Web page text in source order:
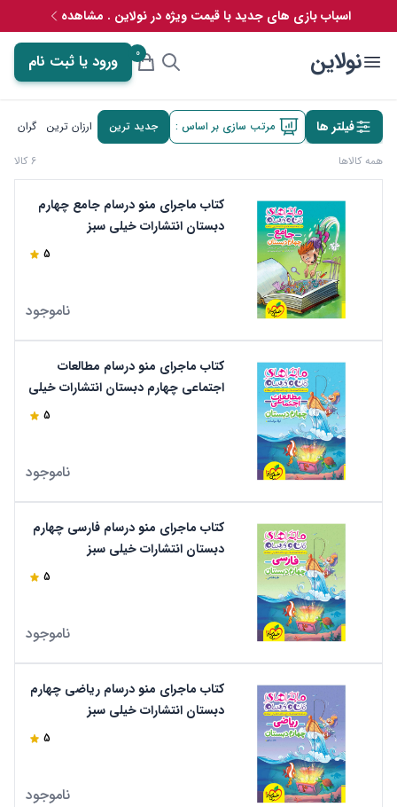
اسباب بازی های جدید با قیمت ویژه در نولاین . مشاهده
نولاین 0 ورود یا ثبت نام
فیلتر ها مرتب سازی بر اساس : جدید ترین ارزان ترین گران
همه کالاها 6 کالا
کتاب ماجرای منو درسام جامع چهارم
دبستان انتشارات خیلی سبز
5
ناموجود
کتاب ماجرای منو درسام مطالعات
اجتماعی چهارم دبستان انتشارات خیلی
5
ناموجود
کتاب ماجرای منو درسام فارسی چهارم
دبستان انتشارات خیلی سبز
5
ناموجود
کتاب ماجرای منو درسام ریاضی چهارم
دبستان انتشارات خیلی سبز
5
ناموجود